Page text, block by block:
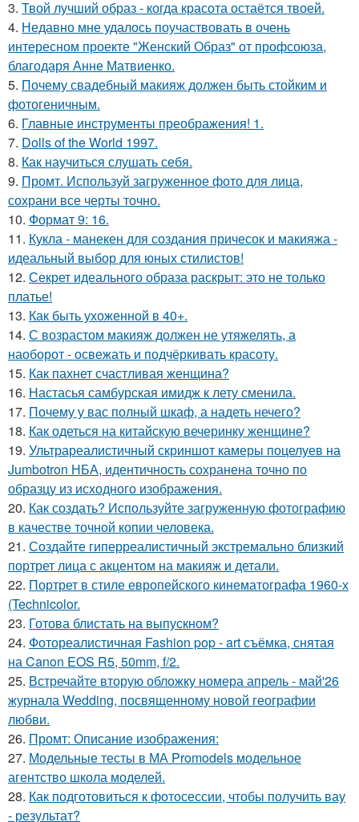
3. Твой лучший образ - когда красота остаётся твоей.
4. Недавно мне удалось поучаствовать в очень
интересном проекте "Женский Образ" от профсоюза,
благодаря Анне Матвиенко.
5. Почему свадебный макияж должен быть стойким и
фотогеничным.
6. Главные инструменты преображения! 1.
7. Dolls of the World 1997.
8. Как научиться слушать себя.
9. Промт. Используй загруженное фото для лица,
сохрани все черты точно.
10. Формат 9: 16.
11. Кукла - манекен для создания причесок и макияжа -
идеальный выбор для юных стилистов!
12. Секрет идеального образа раскрыт: это не только
платье!
13. Как быть ухоженной в 40+.
14. С возрастом макияж должен не утяжелять, а
наоборот - освежать и подчёркивать красоту.
15. Как пахнет счастливая женщина?
16. Настасья самбурская имидж к лету сменила.
17. Почему у вас полный шкаф, а надеть нечего?
18. Как одеться на китайскую вечеринку женщине?
19. Ультрареалистичный скриншот камеры поцелуев на
Jumbotron НБА, идентичность сохранена точно по
образцу из исходного изображения.
20. Как создать? Используйте загруженную фотографию
в качестве точной копии человека.
21. Создайте гиперреалистичный экстремально близкий
портрет лица с акцентом на макияж и детали.
22. Портрет в стиле европейского кинематографа 1960-х
(Technicolor.
23. Готова блистать на выпускном?
24. Фотореалистичная Fashion pop - art съёмка, снятая
на Canon EOS R5, 50mm, f/2.
25. Встречайте вторую обложку номера апрель - май'26
журнала Wedding, посвященному новой географии
любви.
26. Промт: Описание изображения:
27. Модельные тесты в МА Promodels модельное
агентство школа моделей.
28. Как подготовиться к фотосессии, чтобы получить вау
- результат?